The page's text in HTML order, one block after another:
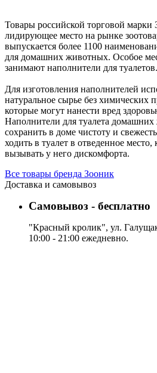
Товары российской торговой марки
лидирующее место на рынке
выпускается более 1100
для домашних животных. Особое
занимают наполнители для туалетов.
Для изготовления наполнителей
натуральное сырье без химических
которые могут нанести вред
Наполнители для туалета
сохранить в доме чистоту и
ходить в туалет в отведенное место,
вызывать у него дискомфорта.
Все товары бренда Зооник
Доставка и самовывоз
Самовывоз - бесплатно
"Красный кролик", ул.
10:00 - 21:00 ежедневно.